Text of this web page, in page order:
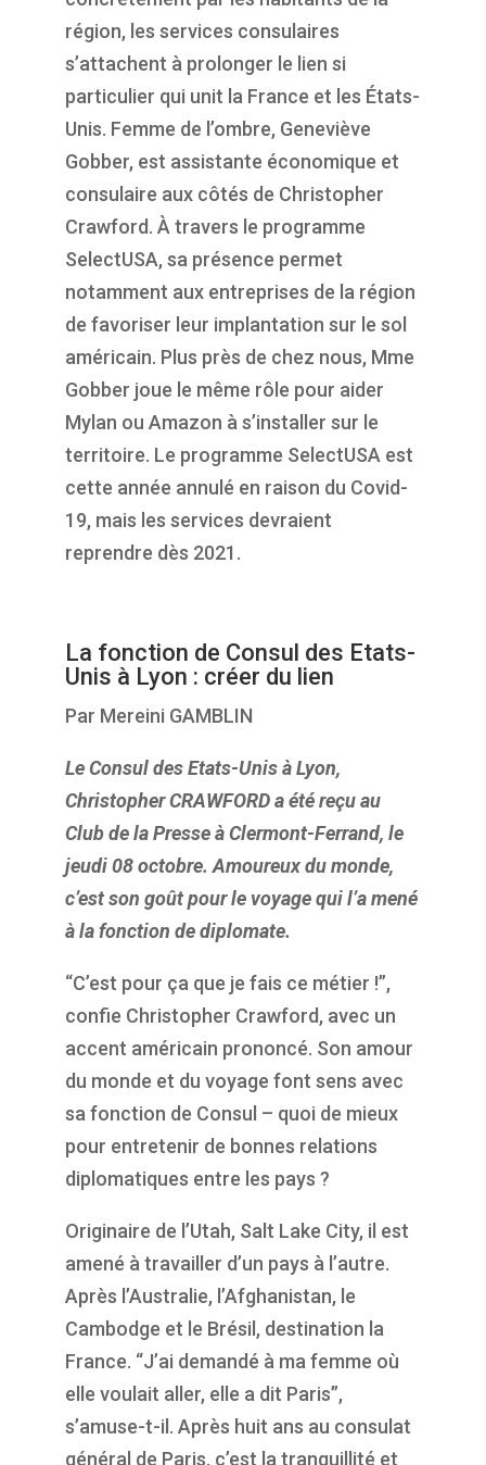
région, les services consulaires
s’attachent à prolonger le lien si
particulier qui unit la France et les États-
Unis. Femme de l’ombre, Geneviève
Gobber, est assistante économique et
consulaire aux côtés de Christopher
Crawford. À travers le programme
SelectUSA, sa présence permet
notamment aux entreprises de la région
de favoriser leur implantation sur le sol
américain. Plus près de chez nous, Mme
Gobber joue le même rôle pour aider
Mylan ou Amazon à s’installer sur le
territoire. Le programme SelectUSA est
cette année annulé en raison du Covid-
19, mais les services devraient
reprendre dès 2021.
La fonction de Consul des Etats-
Unis à Lyon : créer du lien
Par Mereini GAMBLIN
Le Consul des Etats-Unis à Lyon,
Christopher CRAWFORD a été reçu au
Club de la Presse à Clermont-Ferrand, le
jeudi 08 octobre. Amoureux du monde,
c’est son goût pour levoyage qui l’a mené
à la fonction de diplomate.
“C’est pour ça que je fais ce métier !”,
confie Christopher Crawford, avec un
accent américain prononcé. Son amour
du monde et du voyage font sens avec
sa fonction de Consul – quoi de mieux
pour entretenir de bonnes relations
diplomatiques entre les pays ?
Originaire de l’Utah, Salt Lake City, il est
amené à travailler d’un pays à l’autre.
Après l’Australie, l’Afghanistan, le
Cambodge et le Brésil, destination la
France. “J’ai demandé à ma femme où
elle voulait aller, elle a dit Paris”,
s’amuse-t-il. Après huit ans au consulat
général de Paris, c’est la tranquillité et